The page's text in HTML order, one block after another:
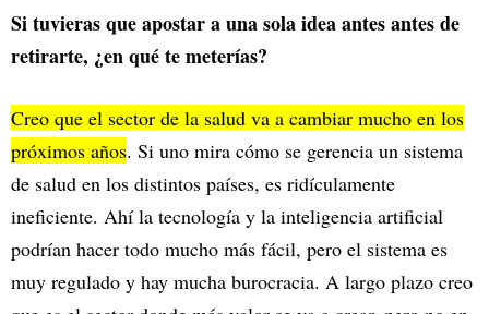
Si tuvieras que apostar a una sola idea antes antes de
retirarte, ¿en qué te meterías?
Creo que el sector de la salud va a cambiar mucho en los
próximos años. Si uno mira cómo se gerencia un sistema
de salud en los distintos países, es ridículamente
ineficiente. Ahí la tecnología y la inteligencia artificial
podrían hacer todo mucho más fácil, pero el sistema es
muy regulado y hay mucha burocracia. A largo plazo creo